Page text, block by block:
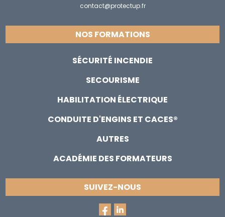
contact@protectup.fr
NOS FORMATIONS
SÉCURITÉ INCENDIE
SECOURISME
HABILITATION ÉLECTRIQUE
CONDUITE D'ENGINS ET CACES®
AUTRES
ACADÉMIE DES FORMATEURS
SUIVEZ-NOUS